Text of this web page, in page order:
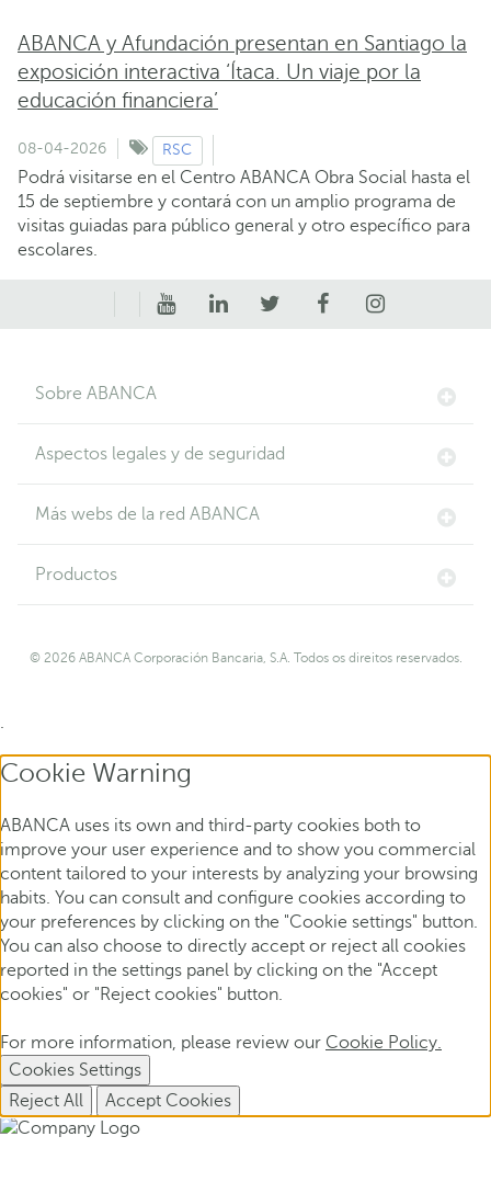
ABANCA y Afundación presentan en Santiago la
exposición interactiva ‘Ítaca. Un viaje por la
educación financiera’
08-04-2026 RSC
Podrá visitarse en el Centro ABANCA Obra Social hasta el
15 de septiembre y contará con un amplio programa de
visitas guiadas para público general y otro específico para
escolares.
Sobre ABANCA
Aspectos legales y de seguridad
Más webs de la red ABANCA
Productos
© 2026 ABANCA Corporación Bancaria, S.A. Todos os direitos reservados.
Cookie Warning
ABANCA uses its own and third-party cookies both to
improve your user experience and to show you commercial
content tailored to your interests by analyzing your browsing
habits. You can consult and configure cookies according to
your preferences by clicking on the "Cookie settings" button.
You can also choose to directly accept or reject all cookies
reported in the settings panel by clicking on the "Accept
cookies" or "Reject cookies" button.
For more information, please review our Cookie Policy.
Cookies Settings
Reject All
Accept Cookies